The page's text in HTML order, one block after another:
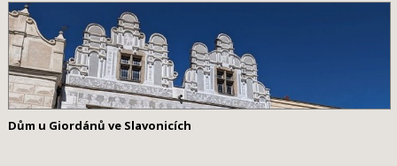
Dům u Giordánů ve Slavonicích